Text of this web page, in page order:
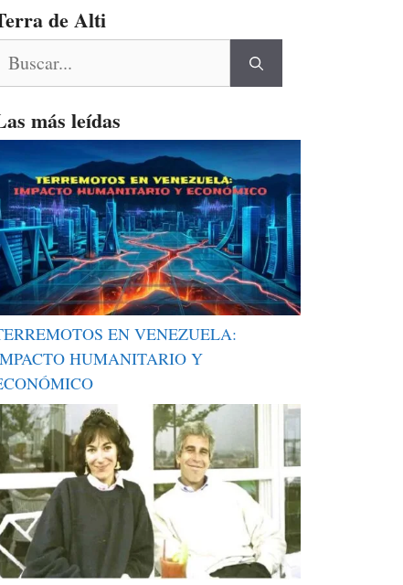
de Alti
más leídas
EN VENEZUELA:
HUMANITARIO Y